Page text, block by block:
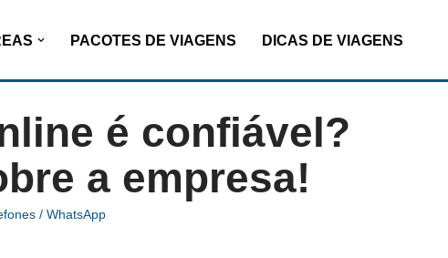
PACOTES DE VIAGENS DICAS DE VIAGENS
é confiável?
a empresa!
/ WhatsApp